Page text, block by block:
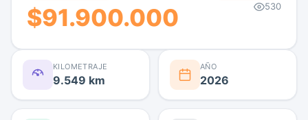
$91.900.000 530
KILOMETRAJE
9.549 km
AÑO
2026